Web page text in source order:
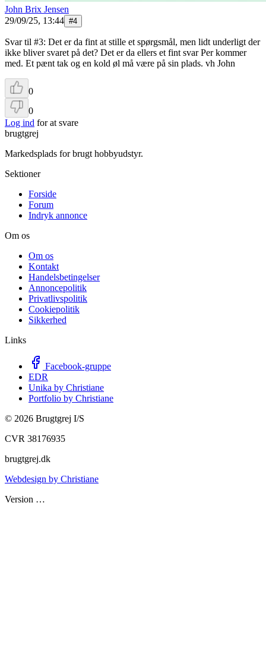
John Brix Jensen
29/09/25, 13:44 #4
Svar til #3: Det er da fint at stille et spørgsmål, men lidt underligt der
ikke bliver svaret på det? Det er da ellers et fint svar Per kommer
med. Et pænt tak og en kold øl må være på sin plads. vh John
0
0
Log ind for at svare
brugtgrej
Markedsplads for brugt hobbyudstyr.
Sektioner
Forside
Forum
Indryk annonce
Om os
Om os
Kontakt
Handelsbetingelser
Annoncepolitik
Privatlivspolitik
Cookiepolitik
Sikkerhed
Links
Facebook-gruppe
EDR
Unika by Christiane
Portfolio by Christiane
© 2026 Brugtgrej I/S
CVR 38176935
brugtgrej.dk
Webdesign by Christiane
Version …